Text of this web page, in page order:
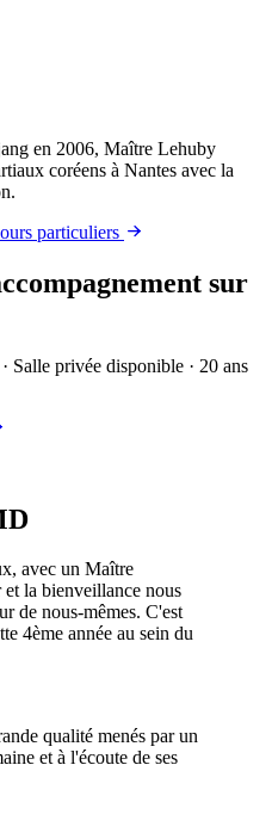
en 2006, Maître Lehuby
coréens à Nantes avec la
particuliers
sur
Salle privée disponible · 20 ans
avec un Maître
la bienveillance nous
de nous-mêmes. C'est
4ème année au sein du
qualité menés par un
et à l'écoute de ses